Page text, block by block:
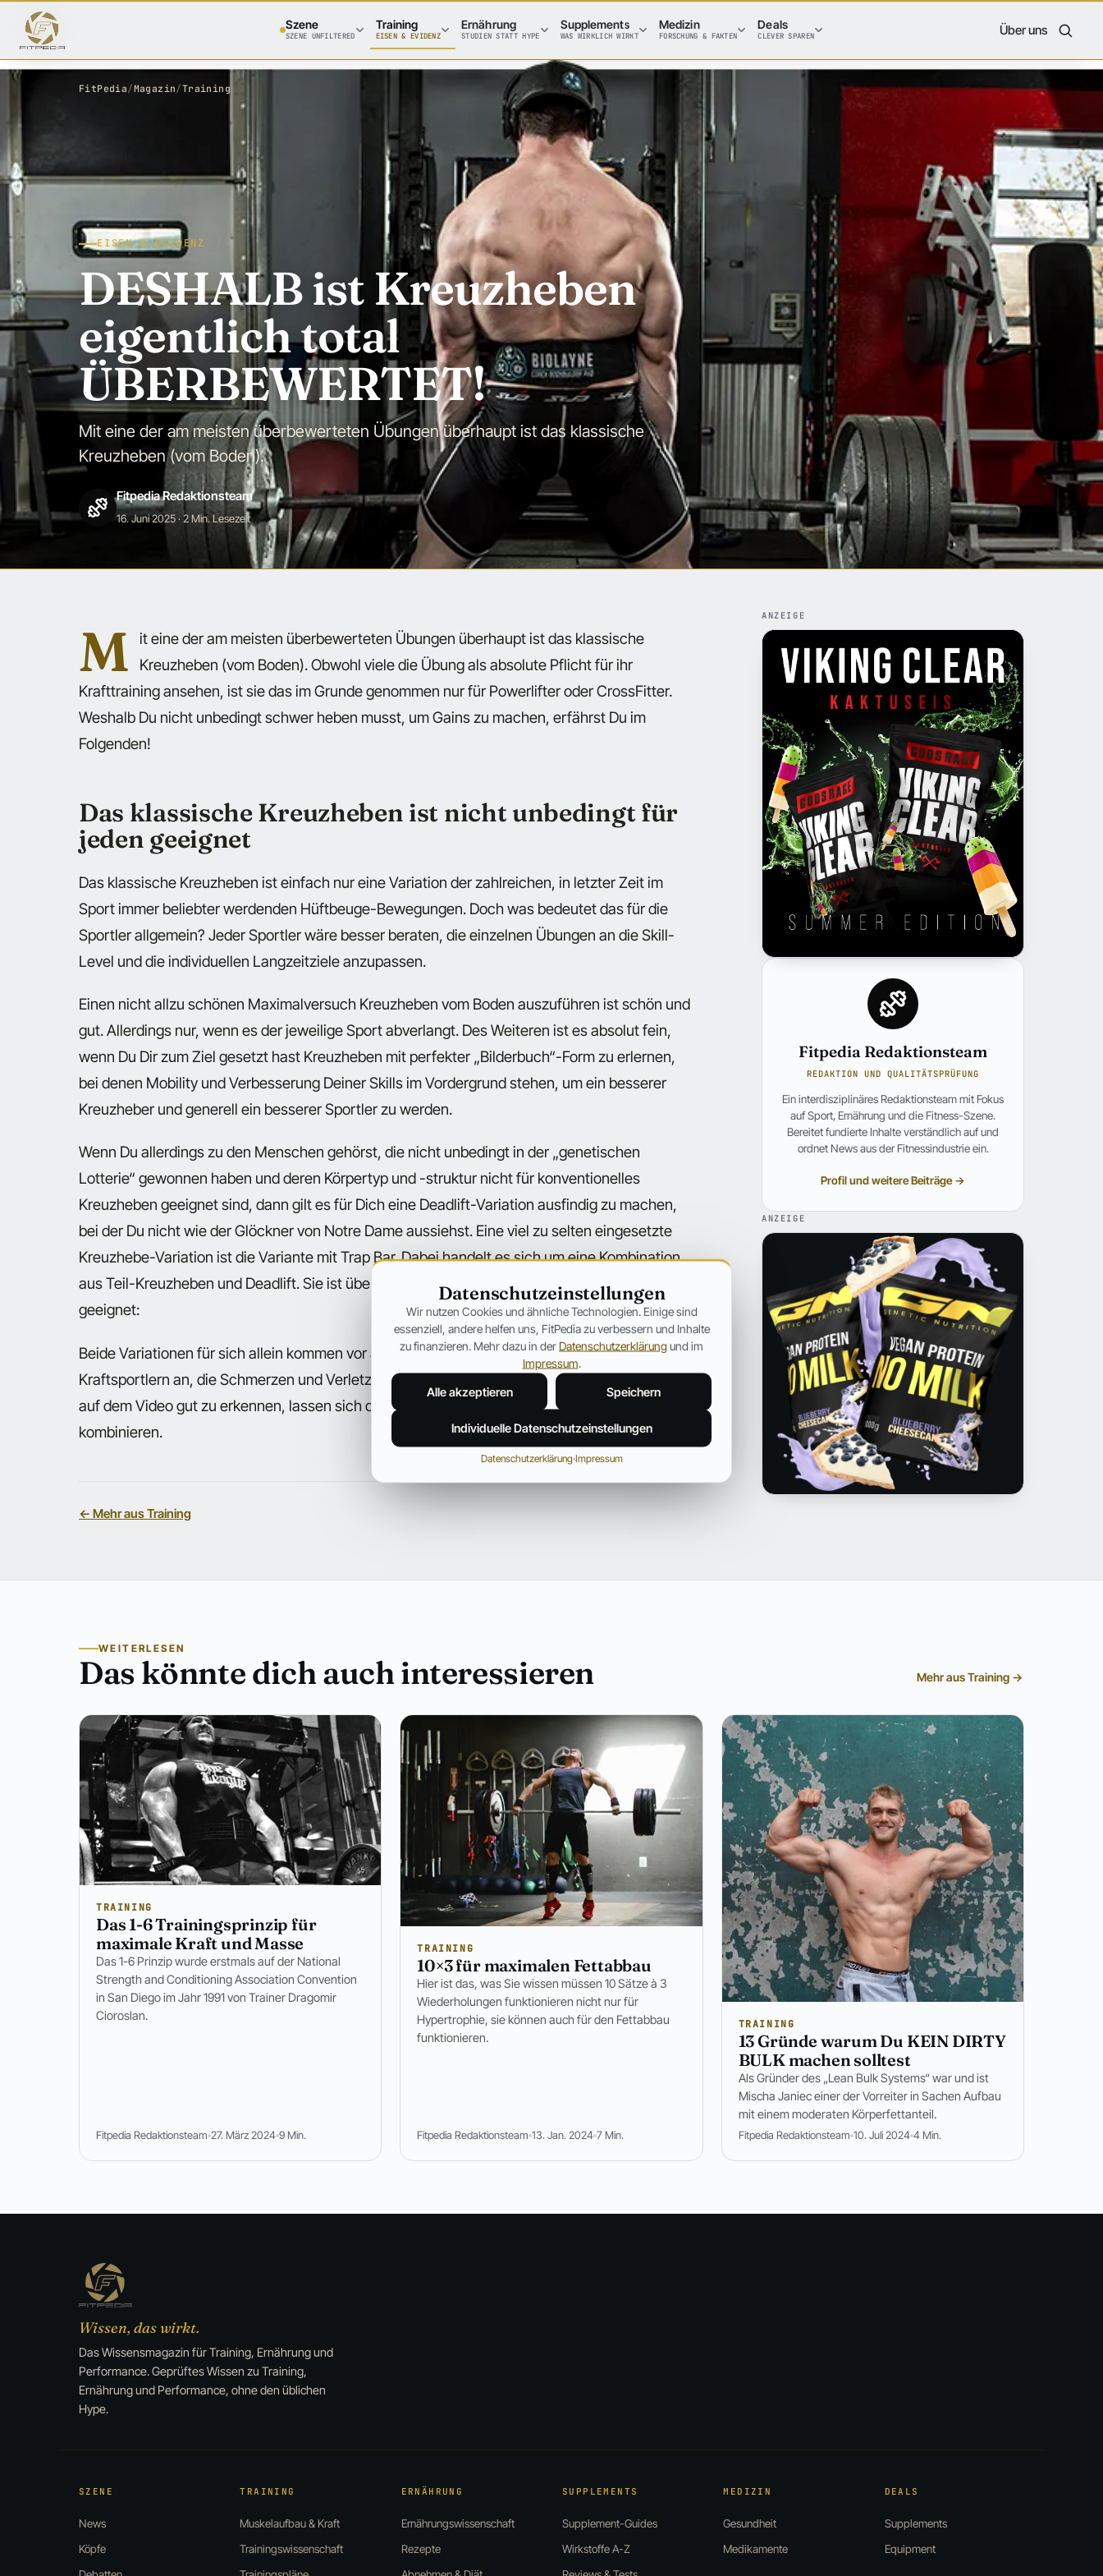
Szene
SZENE UNFILTERED
Training
EISEN & EVIDENZ
Ernährung
STUDIEN STATT HYPE
Supplements
WAS WIRKLICH WIRKT
Medizin
FORSCHUNG & FAKTEN
Deals
CLEVER SPAREN Über uns
FitPedia/Magazin/Training
EISEN & EVIDENZ
DESHALB ist Kreuzheben
eigentlich total
ÜBERBEWERTET!
Mit eine der am meisten überbewerteten Übungen überhaupt ist das klassische
Kreuzheben (vom Boden).
Fitpedia Redaktionsteam
16. Juni 2025· 2 Min. Lesezeit
M
it eine der am meisten überbewerteten Übungen überhaupt ist das klassische
Kreuzheben (vom Boden). Obwohl viele die Übung als absolute Pflicht für ihr
Krafttraining ansehen, ist sie das im Grunde genommen nur für Powerlifter oder CrossFitter.
Weshalb Du nicht unbedingt schwer heben musst, um Gains zu machen, erfährst Du im
Folgenden!
Das klassische Kreuzheben ist nicht unbedingt für
jeden geeignet
Das klassische Kreuzheben ist einfach nur eine Variation der zahlreichen, in letzter Zeit im
Sport immer beliebter werdenden Hüftbeuge-Bewegungen. Doch was bedeutet das für die
Sportler allgemein? Jeder Sportler wäre besser beraten, die einzelnen Übungen an die Skill-
Level und die individuellen Langzeitziele anzupassen.
Einen nicht allzu schönen Maximalversuch Kreuzheben vom Boden auszuführen ist schön und
gut. Allerdings nur, wenn es der jeweilige Sport abverlangt. Des Weiteren ist es absolut fein,
wenn Du Dir zum Ziel gesetzt hast Kreuzheben mit perfekter „Bilderbuch“-Form zu erlernen,
bei denen Mobility und Verbesserung Deiner Skills im Vordergrund stehen, um ein besserer
Kreuzheber und generell ein besserer Sportler zu werden.
Wenn Du allerdings zu den Menschen gehörst, die nicht unbedingt in der „genetischen
Lotterie“ gewonnen haben und deren Körpertyp und -struktur nicht für konventionelles
Kreuzheben geeignet sind, dann gilt es für Dich eine Deadlift-Variation ausfindig zu machen,
bei der Du nicht wie der Glöckner von Notre Dame aussiehst. Eine viel zu selten eingesetzte
Kreuzhebe-Variation ist die Variante mit Trap Bar. Dabei handelt es sich um eine Kombination
aus Teil-Kreuzheben und Deadlift. Sie ist überaus effektiv und für nahezu jeden Sportler
geeignet:
Beide Variationen für sich allein kommen vor allem besonders gut bei Athleten und
Kraftsportlern an, die Schmerzen und Verletzungen im unteren Rückenbereich haben. Und wie
auf dem Video gut zu erkennen, lassen sich die beiden Variationen perfekt miteinander
kombinieren.
← Mehr aus Training
ANZEIGE
Fitpedia Redaktionsteam
REDAKTION UND QUALITÄTSPRÜFUNG
Ein interdisziplinäres Redaktionsteam mit Fokus
auf Sport, Ernährung und die Fitness-Szene.
Bereitet fundierte Inhalte verständlich auf und
ordnet News aus der Fitnessindustrie ein.
Profil und weitere Beiträge →
ANZEIGE
WEITERLESEN
Das könnte dich auch interessieren Mehr aus Training →
TRAINING
Das 1-6 Trainingsprinzip für
maximale Kraft und Masse
Das 1-6 Prinzip wurde erstmals auf der National
Strength and Conditioning Association Convention
in San Diego im Jahr 1991 von Trainer Dragomir
Cioroslan.
Fitpedia Redaktionsteam 27. März 2024 9 Min.
TRAINING
10×3 für maximalen Fettabbau
Hier ist das, was Sie wissen müssen 10 Sätze à 3
Wiederholungen funktionieren nicht nur für
Hypertrophie, sie können auch für den Fettabbau
funktionieren.
Fitpedia Redaktionsteam 13. Jan. 2024 7 Min.
TRAINING
13 Gründe warum Du KEIN DIRTY
BULK machen solltest
Als Gründer des „Lean Bulk Systems“ war und ist
Mischa Janiec einer der Vorreiter in Sachen Aufbau
mit einem moderaten Körperfettanteil.
Fitpedia Redaktionsteam 10. Juli 2024 4 Min.
Wissen, das wirkt.
Das Wissensmagazin für Training, Ernährung und
Performance. Geprüftes Wissen zu Training,
Ernährung und Performance, ohne den üblichen
Hype.
SZENE
News
Köpfe
TRAINING
Muskelaufbau & Kraft
Trainingswissenschaft
ERNÄHRUNG
Ernährungswissenschaft
Rezepte
SUPPLEMENTS
Supplement-Guides
Wirkstoffe A-Z
MEDIZIN
Gesundheit
Medikamente
DEALS
Supplements
Equipment
Datenschutzeinstellungen
Wir nutzen Cookies und ähnliche Technologien. Einige sind
essenziell, andere helfen uns, FitPedia zu verbessern und Inhalte
zu finanzieren. Mehr dazu in der Datenschutzerklärungund im
Impressum
Alle akzeptieren Speichern
Individuelle Datenschutzeinstellungen
Datenschutzerklärung·Impressum